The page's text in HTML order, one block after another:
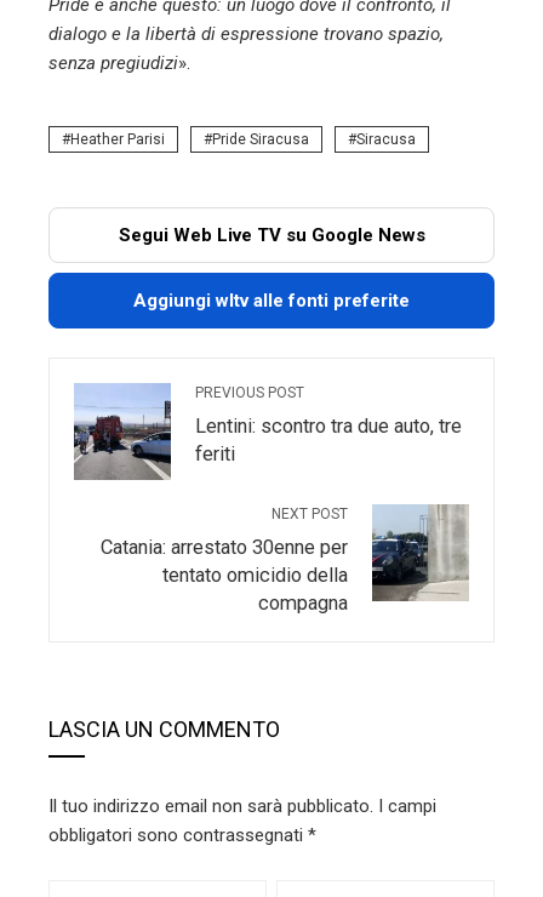
Pride è anche questo: un luogo dove il confronto, il
dialogo e la libertà di espressione trovano spazio,
senza pregiudizi».
Heather Parisi Pride Siracusa Siracusa
Segui Web Live TV su Google News
Aggiungi wltv alle fonti preferite
PREVIOUS POST
Lentini: scontro tra due auto, tre
feriti
NEXT POST
Catania: arrestato 30enne per
tentato omicidio della
compagna
LASCIA UN COMMENTO
Il tuo indirizzo email non sarà pubblicato. I campi
obbligatori sono contrassegnati *